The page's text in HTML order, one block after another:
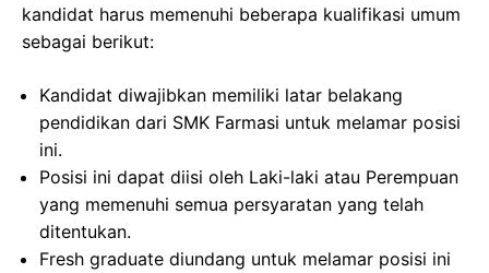
kandidat harus memenuhi beberapa kualifikasi umum
sebagai berikut:
Kandidat diwajibkan memiliki latar belakang
pendidikan dari SMK Farmasi untuk melamar posisi
ini.
Posisi ini dapat diisi oleh Laki-laki atau Perempuan
yang memenuhi semua persyaratan yang telah
ditentukan.
Fresh graduate diundang untuk melamar posisi ini